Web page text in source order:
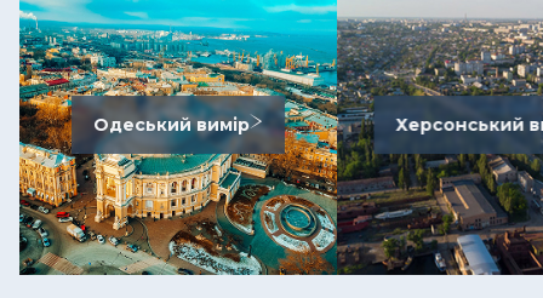
Одеський вимір Херсонський